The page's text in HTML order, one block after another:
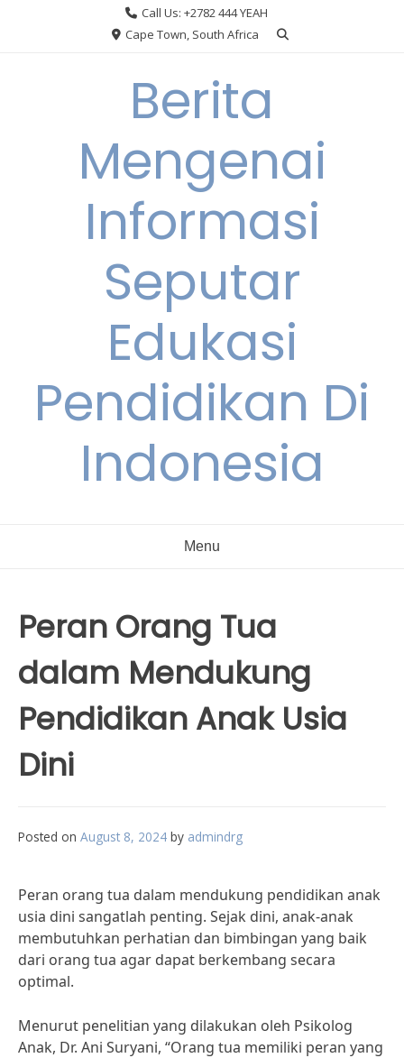
Call Us: +2782 444 YEAH
Cape Town, South Africa
Berita
Mengenai
Informasi
Seputar
Edukasi
Pendidikan Di
Indonesia
Menu
Peran Orang Tua
dalam Mendukung
Pendidikan Anak Usia
Dini
Posted on August 8, 2024 by admindrg
Peran orang tua dalam mendukung pendidikan anak
usia dini sangatlah penting. Sejak dini, anak-anak
membutuhkan perhatian dan bimbingan yang baik
dari orang tua agar dapat berkembang secara
optimal.
Menurut penelitian yang dilakukan oleh Psikolog
Anak, Dr. Ani Suryani, “Orang tua memiliki peran yang